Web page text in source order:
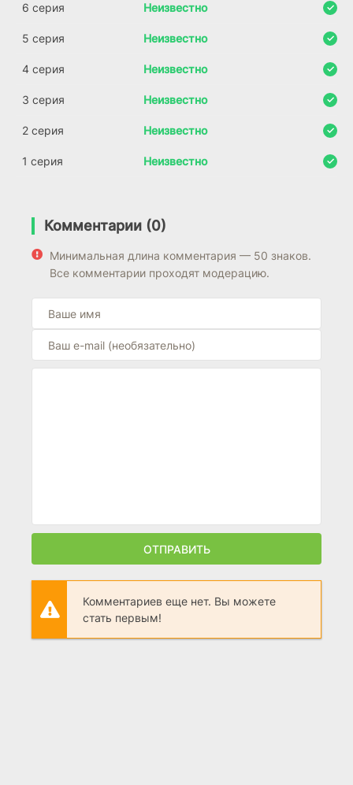
6 серия Неизвестно
5 серия Неизвестно
4 серия Неизвестно
3 серия Неизвестно
2 серия Неизвестно
1 серия Неизвестно
Комментарии (0)
Минимальная длина комментария — 50 знаков.
Все комментарии проходят модерацию.
ОТПРАВИТЬ
Комментариев еще нет. Вы можете
стать первым!